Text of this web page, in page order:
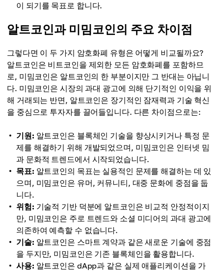
이 되기를 목표로 합니다.
알트코인과 미밈코인의 주요 차이점
그렇다면 이 두 가지 암호화폐 유형은 어떻게 비교될까요?
알트코인은 비트코인을 제외한 모든 암호화폐를 포함하므
로, 미밈코인은 알트코인의 한 부분이지만 그 반대는 아닙니
다. 미밈코인은 시장의 과대 광고에 의해 단기적인 이익을 위
해 거래되는 반면, 알트코인은 장기적인 잠재력과 기술 혁신
을 중심으로 투자자를 끌어들입니다. 다른 차이점으로는:
기원: 알트코인은 블록체인 기술을 향상시키거나 특정 문
제를 해결하기 위해 개발되었으며, 미밈코인은 인터넷 밈
과 문화적 트렌드에서 시작되었습니다.
목표: 알트코인의 목표는 실용적인 문제를 해결하는 데 있
으며, 미밈코인은 유머, 커뮤니티, 대중 문화에 중점을 둡
니다.
위험: 기술적 기반 덕분에 알트코인은 비교적 안정적이지
만, 미밈코인은 주로 트렌드와 소셜 미디어의 과대 광고에
의존하여 예측할 수 없습니다.
기술: 알트코인은 스마트 계약과 같은 새로운 기술에 중점
을 두지만, 미밈코인은 기존 블록체인을 활용합니다.
사용: 알트코인은 dApp과 같은 실제 애플리케이션을 가